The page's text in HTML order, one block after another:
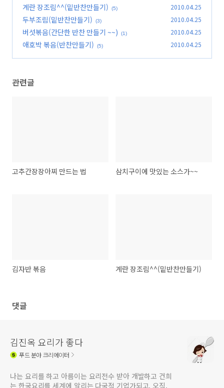
계란 장조림^^(밑반찬만들기) (5) 2010.04.25
두부조림(밑반찬만들기) (3) 2010.04.25
버섯볶음(간단한 반찬 만들기 ~~) (1) 2010.04.25
애호박 볶음(반찬만들기) (5) 2010.04.25
관련글
고추간장장아찌 만드는 법 삼치구이에 맛있는 소스가~~
김자반 볶음 계란 장조림^^(밑반찬만들기)
댓글
김진옥 요리가 좋다
푸드분야 크리에이터
나는 요리를 하고 아름이는 요리전수 받아 개발하고 건희
는 한국요리를 세계에 알리는 다국적 기업가되고, 오직.